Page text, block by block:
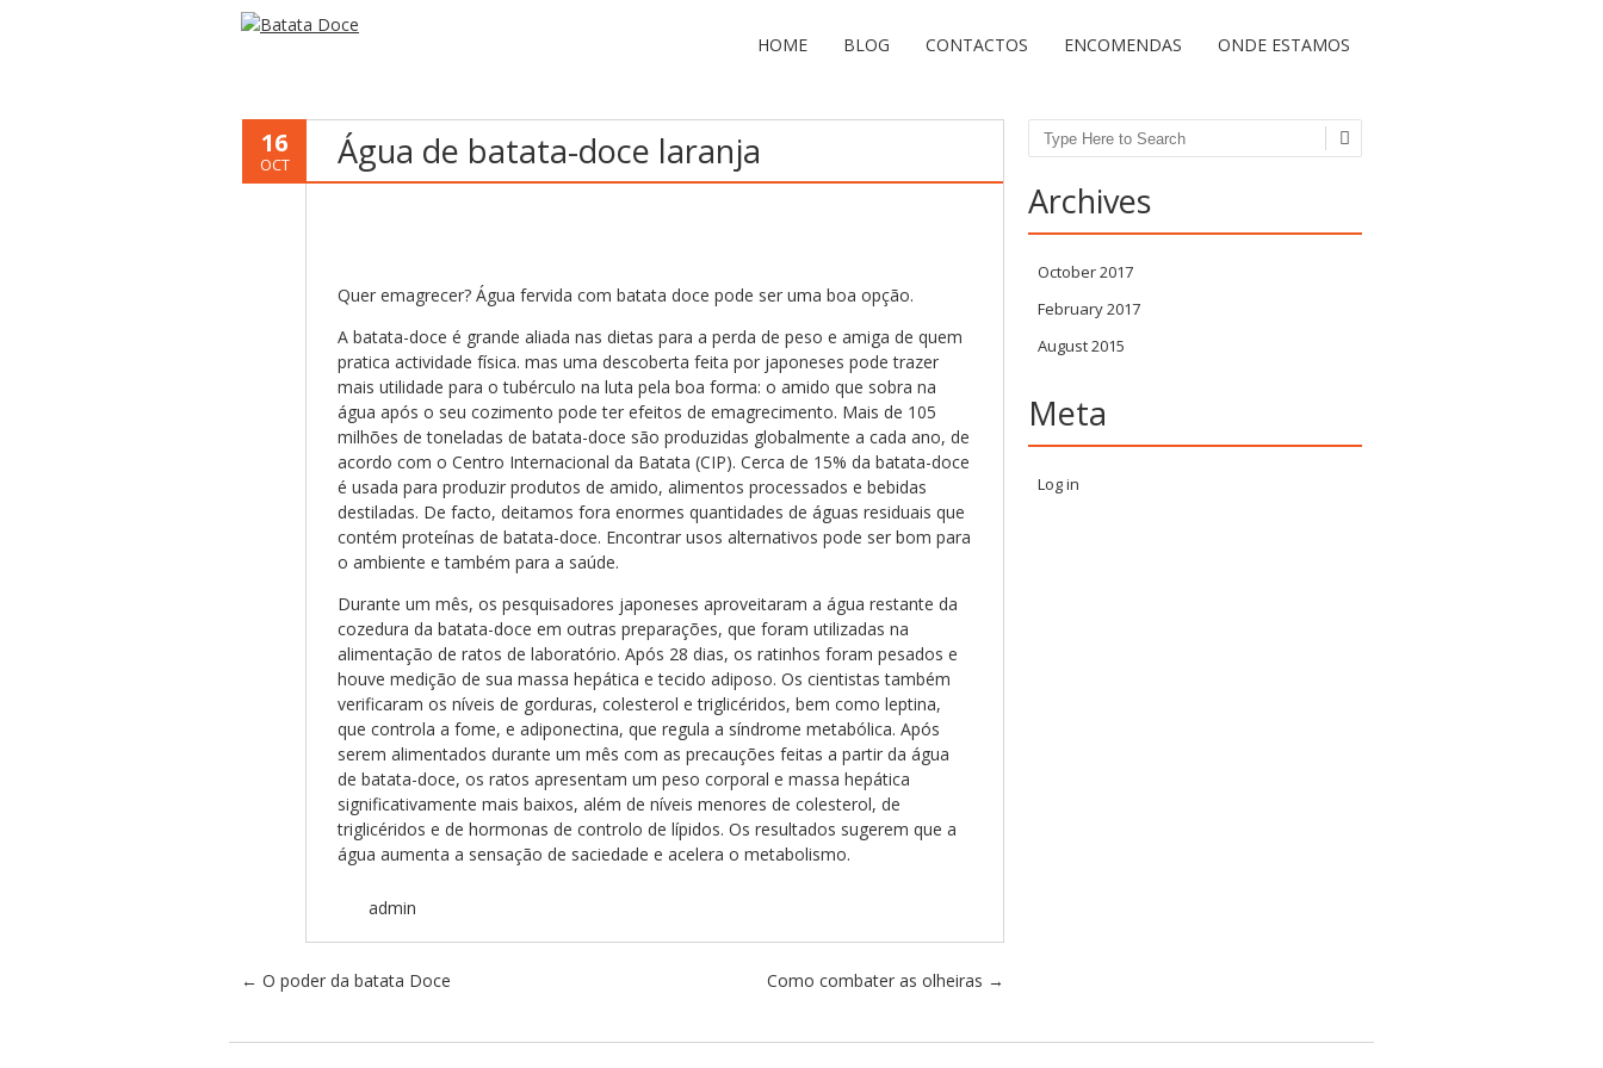
HOME BLOG CONTACTOS ENCOMENDAS ONDE ESTAMOS
16
OCT Água de batata-doce laranja
Quer emagrecer? Água fervida com batata doce pode ser uma boa opção.
A batata-doce é grande aliada nas dietas para a perda de peso e amiga de quem
pratica actividade física. mas uma descoberta feita por japoneses pode trazer
mais utilidade para o tubérculo na luta pela boa forma: o amido que sobra na
água após o seu cozimento pode ter efeitos de emagrecimento. Mais de 105
milhões de toneladas de batata-doce são produzidas globalmente a cada ano, de
acordo com o Centro Internacional da Batata (CIP). Cerca de 15% da batata-doce
é usada para produzir produtos de amido, alimentos processados e bebidas
destiladas. De facto, deitamos fora enormes quantidades de águas residuais que
contém proteínas de batata-doce. Encontrar usos alternativos pode ser bom para
o ambiente e também para a saúde.
Durante um mês, os pesquisadores japoneses aproveitaram a água restante da
cozedura da batata-doce em outras preparações, que foram utilizadas na
alimentação de ratos de laboratório. Após 28 dias, os ratinhos foram pesados e
houve medição de sua massa hepática e tecido adiposo. Os cientistas também
verificaram os níveis de gorduras, colesterol e triglicéridos, bem como leptina,
que controla a fome, e adiponectina, que regula a síndrome metabólica. Após
serem alimentados durante um mês com as precauções feitas a partir da água
de batata-doce, os ratos apresentam um peso corporal e massa hepática
significativamente mais baixos, além de níveis menores de colesterol, de
triglicéridos e de hormonas de controlo de lípidos. Os resultados sugerem que a
água aumenta a sensação de saciedade e acelera o metabolismo.
admin
Post navigation
← O poder da batata Doce Como combater as olheiras →
Search
Archives
October 2017
February 2017
August 2015
Meta
Log in